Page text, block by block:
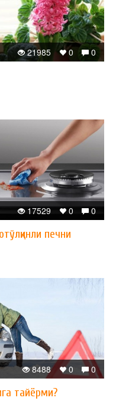
0
0
21985
0
0
17529
печни
0
0
8488
тайёрми?